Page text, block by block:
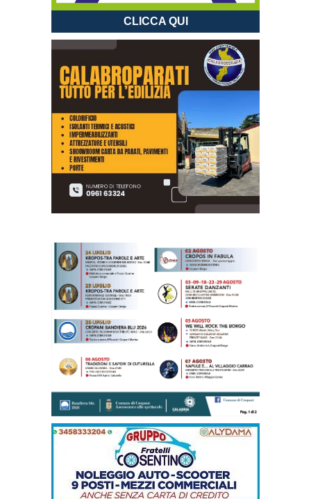
CLICCA QUI